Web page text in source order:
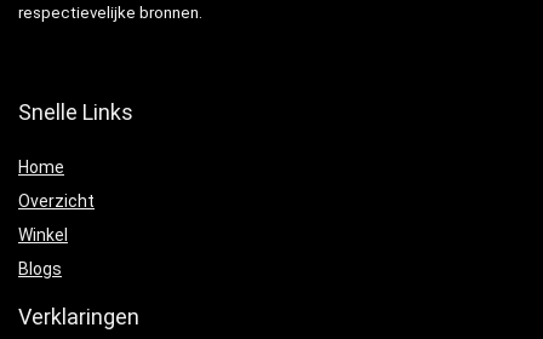
respectievelijke bronnen.
Snelle Links
Home
Overzicht
Winkel
Blogs
Verklaringen